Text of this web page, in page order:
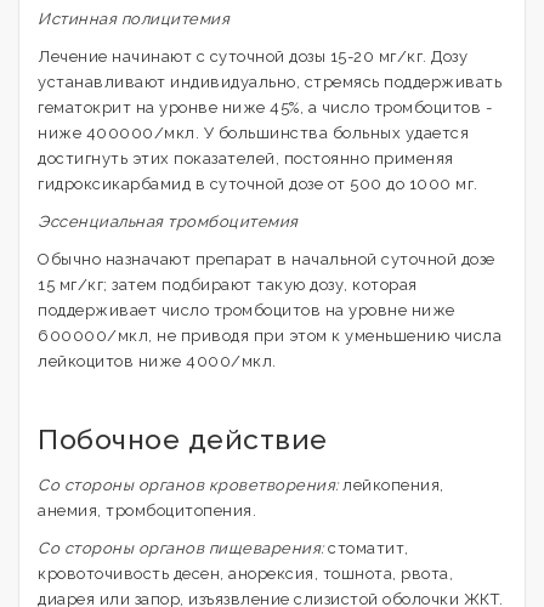
Истинная полицитемия
Лечение начинают с суточной дозы 15-20 мг/кг. Дозу
устанавливают индивидуально, стремясь поддерживать
гематокрит на уронве ниже 45%, а число тромбоцитов -
ниже 400000/мкл. У большинства больных удается
достигнуть этих показателей, постоянно применяя
гидроксикарбамид в суточной дозе от 500 до 1000 мг.
Эссенциальная тромбоцитемия
Обычно назначают препарат в начальной суточной дозе
15 мг/кг; затем подбирают такую дозу, которая
поддерживает число тромбоцитов на уровне ниже
600000/мкл, не приводя при этом к уменьшению числа
лейкоцитов ниже 4000/мкл.
Побочное действие
Со стороны органов кроветворения:лейкопения,
анемия, тромбоцитопения.
Со стороны органов пищеварения:стоматит,
кровоточивость десен, анорексия, тошнота, рвота,
диарея или запор, изъязвление слизистой оболочки ЖКТ.